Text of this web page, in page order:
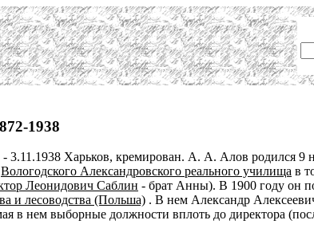
1938
3.11.1938 Харьков, кремирован. А. А. Алов родился 9
Вологодского Александровского реального училища в
Леонидович Саблин - брат Анны). В 1900 году он
и лесоводства (Польша) . В нем Александр
в нем выборные должности вплоть до директора